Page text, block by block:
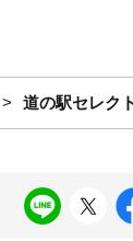
道の駅セレク